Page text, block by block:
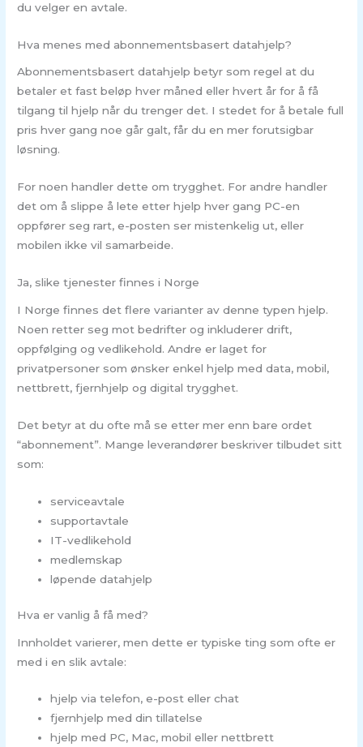
du velger en avtale.
Hva menes med abonnementsbasert datahjelp?
Abonnementsbasert datahjelp betyr som regel at du
betaler et fast beløp hver måned eller hvert år for å få
tilgang til hjelp når du trenger det. I stedet for å betale full
pris hver gang noe går galt, får du en mer forutsigbar
løsning.
For noen handler dette om trygghet. For andre handler
det om å slippe å lete etter hjelp hver gang PC-en
oppfører seg rart, e-posten ser mistenkelig ut, eller
mobilen ikke vil samarbeide.
Ja, slike tjenester finnes i Norge
I Norge finnes det flere varianter av denne typen hjelp.
Noen retter seg mot bedrifter og inkluderer drift,
oppfølging og vedlikehold. Andre er laget for
privatpersoner som ønsker enkel hjelp med data, mobil,
nettbrett, fjernhjelp og digital trygghet.
Det betyr at du ofte må se etter mer enn bare ordet
“abonnement”. Mange leverandører beskriver tilbudet sitt
som:
serviceavtale
supportavtale
IT-vedlikehold
medlemskap
løpende datahjelp
Hva er vanlig å få med?
Innholdet varierer, men dette er typiske ting som ofte er
med i en slik avtale:
hjelp via telefon, e-post eller chat
fjernhjelp med din tillatelse
hjelp med PC, Mac, mobil eller nettbrett